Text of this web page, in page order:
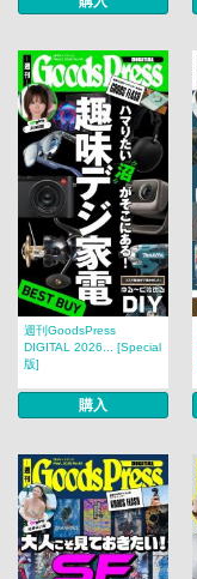
週刊GoodsPress
DIGITAL 2026... [Special
版]
購入